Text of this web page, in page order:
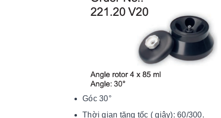
Góc 30°
Thời gian tăng tốc ( giây): 60/300.